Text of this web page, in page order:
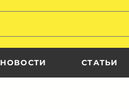
НОВОСТИ СТАТЬИ